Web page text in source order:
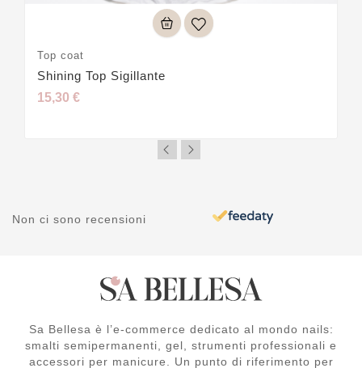
Top coat
Shining Top Sigillante
15,30 €
Non ci sono recensioni
Sa Bellesa è l’e-commerce dedicato al mondo nails:
smalti semipermanenti, gel, strumenti professionali e
accessori per manicure. Un punto di riferimento per